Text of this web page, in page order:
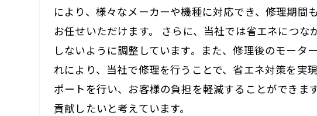
により、様々なメーカーや機種に対応でき、修理期
お任せいただけます。 さらに、当社では省エネにつ
しないように調整しています。また、修理後のモータ
れにより、当社で修理を行うことで、省エネ対策を実
ポートを行い、お客様の負担を軽減することができま
貢献したいと考えています。